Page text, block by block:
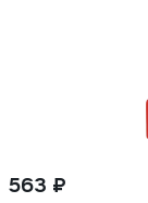
563 ₽